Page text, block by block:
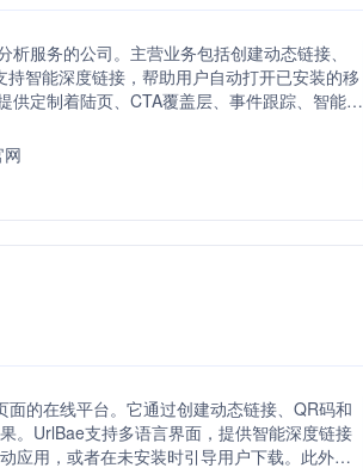
服务的公司。主营业务包括创建动态链接、
智能深度链接，帮助用户自动打开已安装的移
定制着陆页、CTA覆盖层、事件跟踪、智能定
的在线平台。它通过创建动态链接、QR码和
。UrlBae支持多语言界面，提供智能深度链接
应用，或者在未安装时引导用户下载。此外，